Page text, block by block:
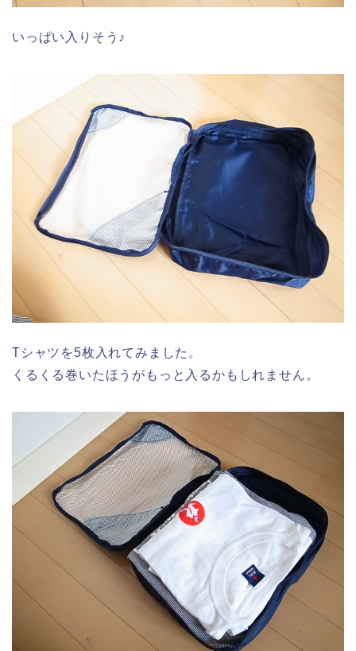
いっぱい入りそう♪
Tシャツを5枚入れてみました。
くるくる巻いたほうがもっと入るかもしれません。